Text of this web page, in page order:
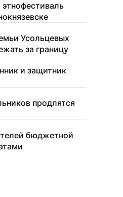
Усольцевых
за границу
и защитник
продлятся
бюджетной